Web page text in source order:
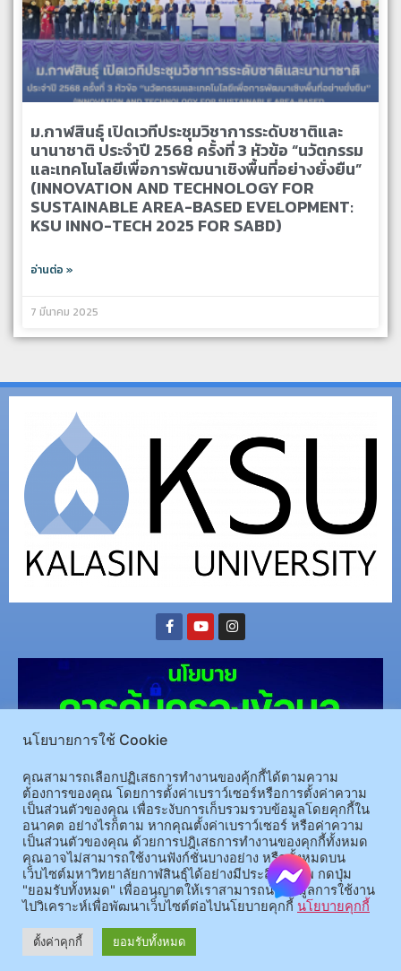
ม.กาฬสินธุ์ เปิดเวทีประชุมวิชาการระดับชาติและ
นานาชาติ ประจำปี 2568 ครั้งที่ 3 หัวข้อ “นวัตกรรม
และเทคโนโลยีเพื่อการพัฒนาเชิงพื้นที่อย่างยั่งยืน”
(INNOVATION AND TECHNOLOGY FOR
SUSTAINABLE AREA-BASED EVELOPMENT:
KSU INNO-TECH 2025 FOR SABD)
อ่านต่อ »
7 มีนาคม 2025
(อ.นามน)13 หมู่ 14 ต.สงเปลือย อ.นามน จ.กาฬสินธุ์ 46230โทรศัพท์ : 043-602-055 โทรสาร :
043-602-044
(อ.เมือง)62/1 ถ.เกษตรสมบูรณ์ ต.กาฬสินธุ์ อ.เมือง จ.กาฬสินธุ์ 46000โทรศัพท์ 043-811128 08-
64584360 โทรสาร 043-813070
© 2025 All rights Reserved.
นโยบายการใช้ Cookie
คุณสามารถเลือกปฏิเสธการทำงานของคุ้กกี้ได้ตามความ
ต้องการของคุณ โดยการตั้งค่าเบราว์เซอร์หรือการตั้งค่าความ
เป็นส่วนตัวของคุณ เพื่อระงับการเก็บรวมรวบข้อมูลโดยคุกกี้ใน
อนาคต อย่างไรก็ตาม หากคุณตั้งค่าเบราว์เซอร์ หรือค่าความ
เป็นส่วนตัวของคุณ ด้วยการปฎิเสธการทำงานของคุกกี้ทั้งหมด
คุณอาจไม่สามารถใช้งานฟังก์ชั่นบางอย่าง หรือทั้งหมดบน
เว็บไซต์มหาวิทยาลัยกาฬสินธุ์ได้อย่างมีประสิทธิภาพ กดปุ่ม
"ยอมรับทั้งหมด" เพื่ออนุญาตให้เราสามารถนำข้อมูลการใช้งาน
ไปวิเคราะห์เพื่อพัฒนาเว็บไซต์ต่อไปนโยบายคุกกี้ นโยบายคุกกี้
ตั้งค่าคุกกี้ ยอมรับทั้งหมด